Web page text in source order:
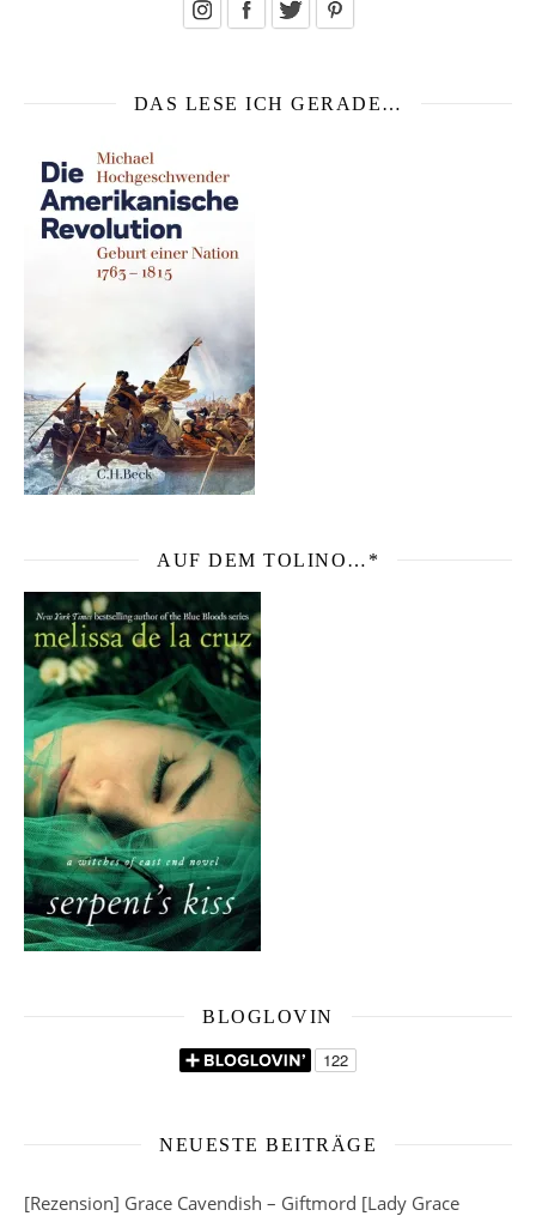
DAS LESE ICH GERADE…
AUF DEM TOLINO…*
BLOGLOVIN
NEUESTE BEITRÄGE
[Rezension] Grace Cavendish – Giftmord [Lady Grace